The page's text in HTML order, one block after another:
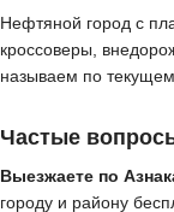
Нефтяной город с
кроссоверы,
называем по
Частые
Выезжаете по
городу и району